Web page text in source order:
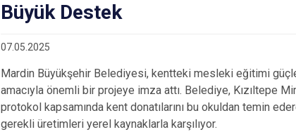
Büyük Destek
07.05.2025
Mardin Büyükşehir Belediyesi, kentteki mesleki eğitimi
amacıyla önemli bir projeye imza attı. Belediye, Kızıltepe
protokol kapsamında kent donatılarını bu okuldan temin
gerekli üretimleri yerel kaynaklarla karşılıyor.